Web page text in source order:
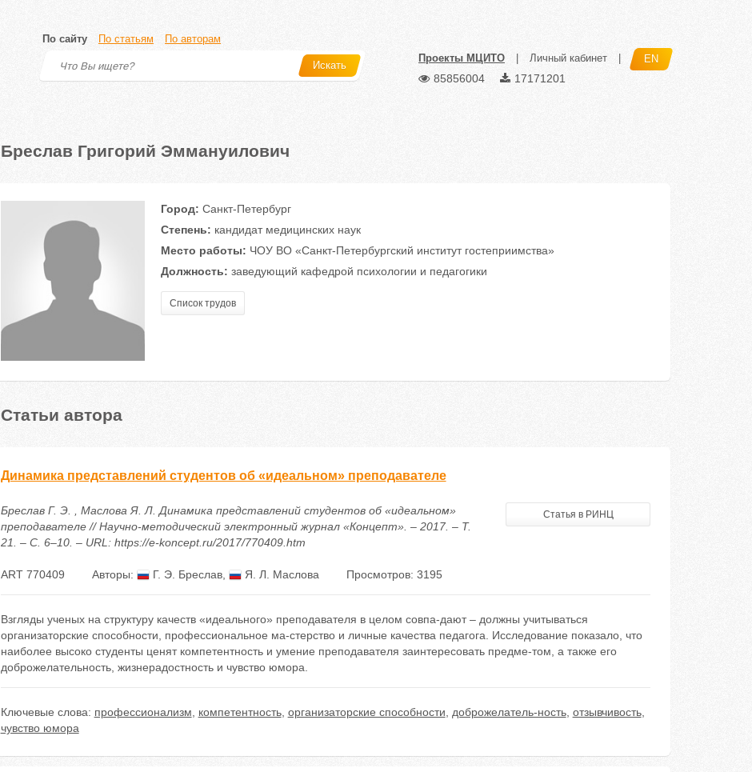
По сайту По статьям По авторам
Искать
Проекты МЦИТО Личный кабинет EN
85856004 17171201
Бреслав Григорий Эммануилович
Город: Санкт-Петербург
Степень: кандидат медицинских наук
Место работы: ЧОУ ВО «Санкт-Петербургский институт гостеприимства»
Должность: заведующий кафедрой психологии и педагогики
Список трудов
Статьи автора
Динамика представлений студентов об «идеальном» преподавателе
Бреслав Г. Э. , Маслова Я. Л. Динамика представлений студентов об «идеальном»
преподавателе // Научно-методический электронный журнал «Концепт». – 2017. – Т.
21. – С. 6–10. – URL: https://e-koncept.ru/2017/770409.htm
Статья в РИНЦ
ART 770409 Авторы: Г. Э. Бреслав, Я. Л. Маслова Просмотров: 3195
Взгляды ученых на структуру качеств «идеального» преподавателя в целом совпа-дают – должны учитываться
организаторские способности, профессиональное ма-стерство и личные качества педагога. Исследование показало, что
наиболее высоко студенты ценят компетентность и умение преподавателя заинтересовать предме-том, а также его
доброжелательность, жизнерадостность и чувство юмора.
Ключевые слова: профессионализм компетентность, организаторские способности доброжелатель-ность, отзывчивость,
чувство юмора